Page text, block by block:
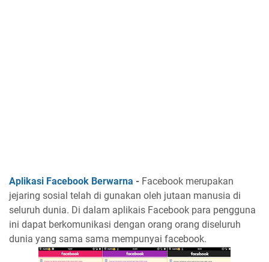
Aplikasi Facebook Berwarna - Facebook merupakan
jejaring sosial telah di gunakan oleh jutaan manusia di
seluruh dunia. Di dalam aplikais Facebook para pengguna
ini dapat berkomunikasi dengan orang orang diseluruh
dunia yang sama sama mempunyai facebook.